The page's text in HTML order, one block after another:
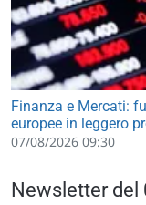
Finanza e Mercati:
europee in leggero
07/08/2026 09:30
Newsletter